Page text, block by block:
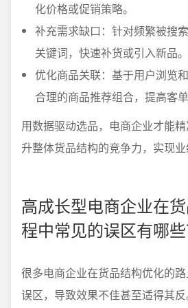
化价格或促销策略。
补充需求缺口：针对频繁被搜
关键词，快速补货或引入新品。
优化商品关联：基于用户浏览
合理的商品推荐组合，提高客单
用数据驱动选品，电商企业才能
升整体货品结构的竞争力，实现业
高成长型电商企业在
程中常见的误区有哪些
很多电商企业在货品结构优化的
误区，导致效果不佳甚至适得其